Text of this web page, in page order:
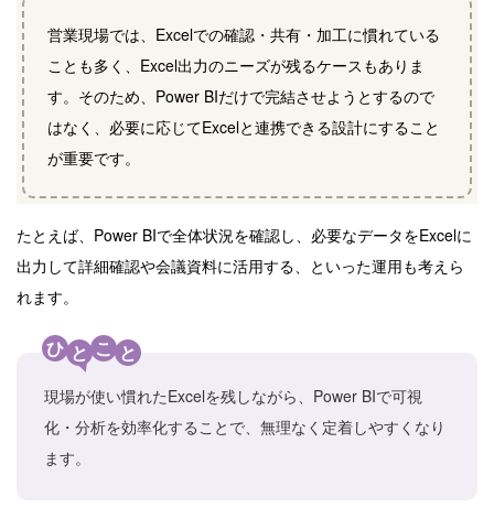
営業現場では、Excelでの確認・共有・加工に慣れている
ことも多く、Excel出力のニーズが残るケースもありま
す。そのため、Power BIだけで完結させようとするので
はなく、必要に応じてExcelと連携できる設計にすること
が重要です。
たとえば、Power BIで全体状況を確認し、必要なデータをExcelに
出力して詳細確認や会議資料に活用する、といった運用も考えら
れます。
ひ と こ と
現場が使い慣れたExcelを残しながら、Power BIで可視
化・分析を効率化することで、無理なく定着しやすくなり
ます。